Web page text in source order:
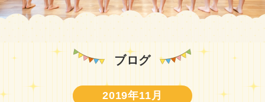
ブログ
2019年11月